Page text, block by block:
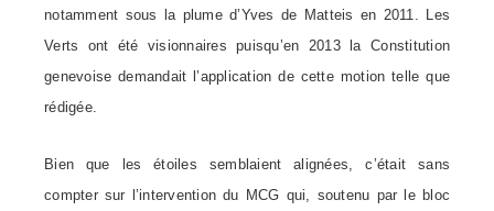
notamment sous la plume d’Yves de Matteis en 2011. Les
Verts ont été visionnaires puisqu’en 2013 la Constitution
genevoise demandait l’application de cette motion telle que
rédigée.
Bien que les étoiles semblaient alignées, c’était sans
compter sur l’intervention du MCG qui, soutenu par le bloc